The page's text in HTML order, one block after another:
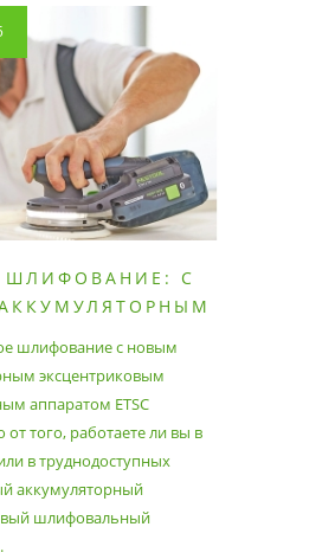
ШЛИФОВАНИЕ: С
ETSC2
шлифование с новым
эксцентриковым
аппаратом ETSC
того, работаете ли вы в
в труднодоступных
аккумуляторный
шлифовальный